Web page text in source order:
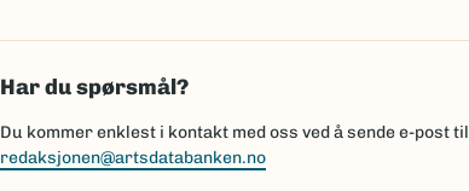
Har du spørsmål?
Du kommer enklest i kontakt med oss ved å sende e-post til
redaksjonen@artsdatabanken.no